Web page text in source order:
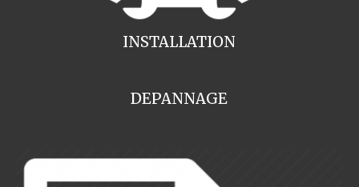
INSTALLATION
DEPANNAGE